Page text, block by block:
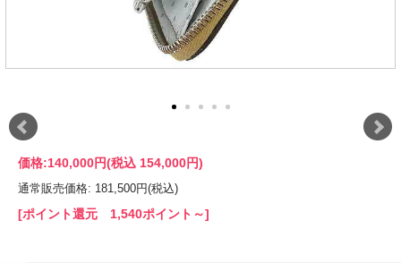
価格:140,000円(税込 154,000円)
通常販売価格: 181,500円(税込)
[ポイント還元 1,540ポイント～]